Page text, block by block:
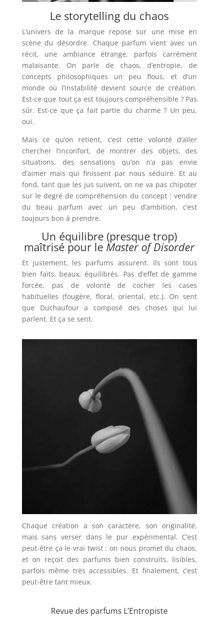
Le storytelling du chaos
L’univers de la marque repose sur une mise en
scène du désordre. Chaque parfum vient avec un
récit, une ambiance étrange, parfois carrément
malaisante. On parle de chaos, d’entropie, de
concepts philosophiques un peu flous, et d’un
monde où l’instabilité devient source de création.
Est-ce que tout ça est toujours compréhensible ? Pas
sûr. Est-ce que ça fait partie du charme ? Un peu,
oui.
Mais ce qu’on retient, c’est cette volonté d’aller
chercher l’inconfort, de montrer des objets, des
situations, des sensations qu’on n’a pas envie
d’aimer mais qui finissent par nous séduire. Et au
fond, tant que les jus suivent, on ne va pas chipoter
sur le degré de compréhension du concept : vendre
du beau parfum avec un peu d’ambition, c’est
toujours bon à prendre.
Un équilibre (presque trop)
maîtrisé pour le Master of Disorder
Et justement, les parfums assurent. Ils sont tous
bien faits, beaux, équilibrés. Pas d’effet de gamme
forcée, pas de volonté de cocher les cases
habituelles (fougère, floral, oriental, etc.). On sent
que Duchaufour a composé des choses qui lui
parlent. Et ça se sent.
Chaque création a son caractère, son originalité,
mais sans verser dans le pur expérimental. C’est
peut-être ça le vrai twist : on nous promet du chaos,
et on reçoit des parfums bien construits, lisibles,
parfois même très accessibles. Et finalement, c’est
peut-être tant mieux.
Revue des parfums L’Entropiste